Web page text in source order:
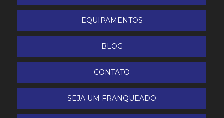
EQUIPAMENTOS
BLOG
CONTATO
SEJA UM FRANQUEADO